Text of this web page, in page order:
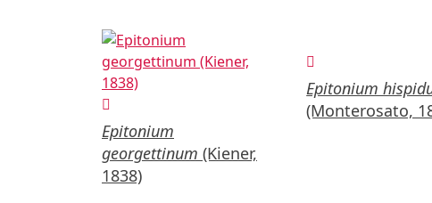
Epitonium
georgettinum (Kiener,
1838)
Epitonium
(Monterosato,